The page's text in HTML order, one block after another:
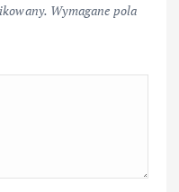
Wymagane pola